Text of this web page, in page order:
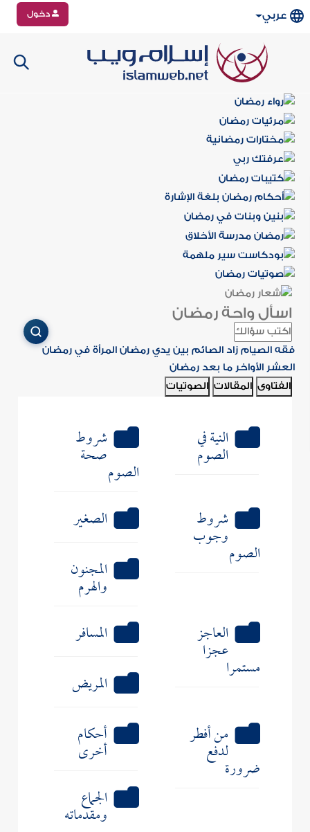
عربي دخول
اسأل واحة رمضان
فقه الصيام زاد الصائم بين يدي رمضان المرأة في رمضان
العشر الأواخر ما بعد رمضان
الفتاوى المقالات الصوتيات
النية في
الصوم
شروط
صحة
الصوم
شروط
وجوب
الصوم
الصغير
المجنون
والهرم
العاجز
عجزا
مستمرا
المسافر
المريض
من أفطر
لدفع
ضرورة
أحكام
أخرى
الجماع
ومقدماته